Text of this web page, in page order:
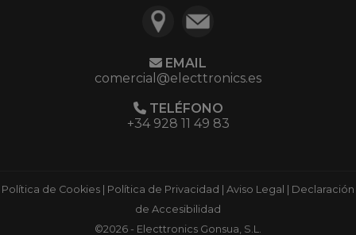
EMAIL
comercial@electtronics.es
TELÉFONO
+34 928 11 49 83
Política de Cookies Política de Privacidad Aviso Legal
Declaración
de Accesibilidad
©2026 - Electtronics Gonsua, S.L.